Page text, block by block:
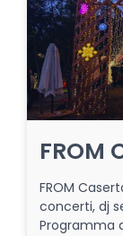
FROM
FROM
concerti, dj
Programma